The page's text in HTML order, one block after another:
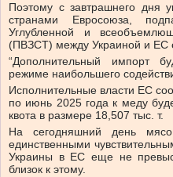
Поэтому с завтрашнего дня
странами Евросоюза,
Углубленной и
(ПВЗСТ) между Украиной и ЕС
“Дополнительный импорт
режиме наибольшего
Исполнительные власти ЕС
по июнь 2025 года к меду
квота в размере 18,507 тыс. т.
На сегодняшний день
единственными
Украины в ЕС еще не
близок к этому.